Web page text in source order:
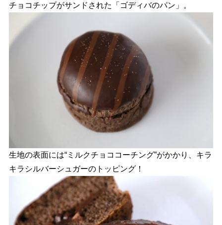
チョコチップがサンドされた「ゴディバのパン」。
生地の表面には“ミルクチョココーチング”がかかり、キラ
キラシルバーシュガーのトッピング！